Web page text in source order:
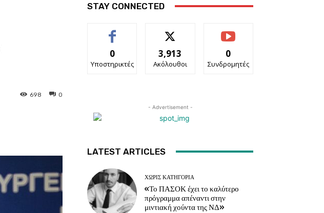
0
698
STAY CONNECTED
0
Υποστηρικτές
3,913
Ακόλουθοι
0
Συνδρομητές
- Advertisement -
LATEST ARTICLES
ΧΩΡΊΣ ΚΑΤΗΓΟΡΊΑ
«Το ΠΑΣΟΚ έχει το καλύτερο
πρόγραμμα απέναντι στην
μιντιακή χούντα της ΝΔ»